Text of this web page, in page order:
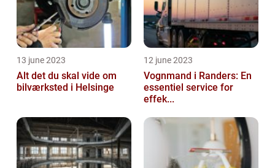
13 june 2023
Alt det du skal vide om
bilværksted i Helsinge
12 june 2023
Vognmand i Randers: En
essentiel service for
effek...